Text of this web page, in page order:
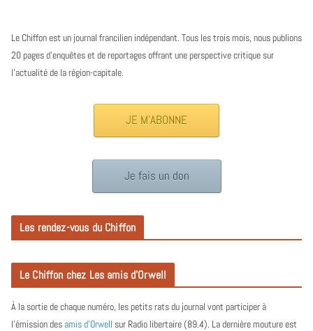
Le Chiffon est un journal francilien indépendant. Tous les trois mois, nous publions
20 pages d’enquêtes et de reportages offrant une perspective critique sur
l’actualité de la région-capitale.
JE M'ABONNE
Je fais un don
Les rendez-vous du Chiffon
Le Chiffon chez Les amis d’Orwell
À la sortie de chaque numéro, les petits rats du journal vont participer à
l’émission des amis d’Orwell sur Radio libertaire (89.4). La dernière mouture est